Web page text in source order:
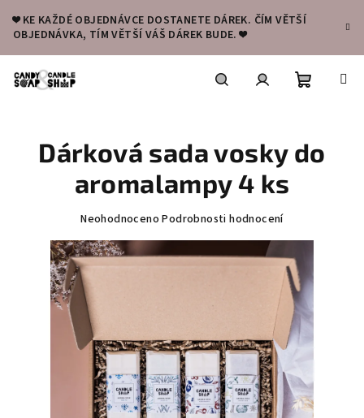
obsah
❤️ KE KAŽDÉ OBJEDNÁVCE DOSTANETE DÁREK. ČÍM VĚTŠÍ
OBJEDNÁVKA, TÍM VĚTŠÍ VÁŠ DÁREK BUDE. ❤️
košík
Dárková sada vosky do
aromalampy 4 ks
Průměrné
produktu
je
0,0
z
hvězdiček.
Neohodnoceno Podrobnosti hodnocení